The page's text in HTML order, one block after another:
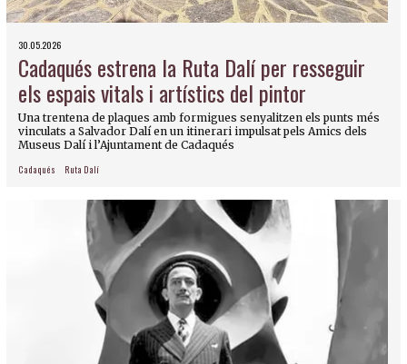
30.05.2026
Cadaqués estrena la Ruta Dalí per resseguir
els espais vitals i artístics del pintor
Una trentena de plaques amb formigues senyalitzen els punts més
vinculats a Salvador Dalí en un itinerari impulsat pels Amics dels
Museus Dalí i l’Ajuntament de Cadaqués
Cadaqués Ruta Dalí